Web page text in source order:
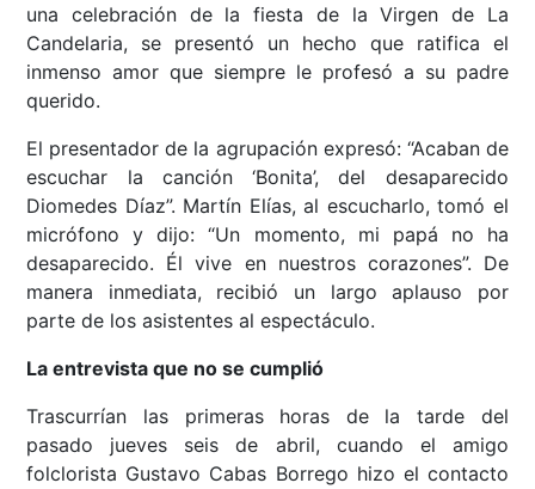
una celebración de la fiesta de la Virgen de La
Candelaria, se presentó un hecho que ratifica el
inmenso amor que siempre le profesó a su padre
querido.
El presentador de la agrupación expresó: “Acaban de
escuchar la canción ‘Bonita’, del desaparecido
Diomedes Díaz”. Martín Elías, al escucharlo, tomó el
micrófono y dijo: “Un momento, mi papá no ha
desaparecido. Él vive en nuestros corazones”. De
manera inmediata, recibió un largo aplauso por
parte de los asistentes al espectáculo.
La entrevista que no se cumplió
Trascurrían las primeras horas de la tarde del
pasado jueves seis de abril, cuando el amigo
folclorista Gustavo Cabas Borrego hizo el contacto